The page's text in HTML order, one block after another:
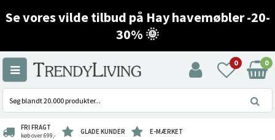
Se vores vilde tilbud på Hay havemøbler -20-
30% 🌞
0 0
FRI FRAGT
køb over 699,- GLADE KUNDER E-MÆRKET